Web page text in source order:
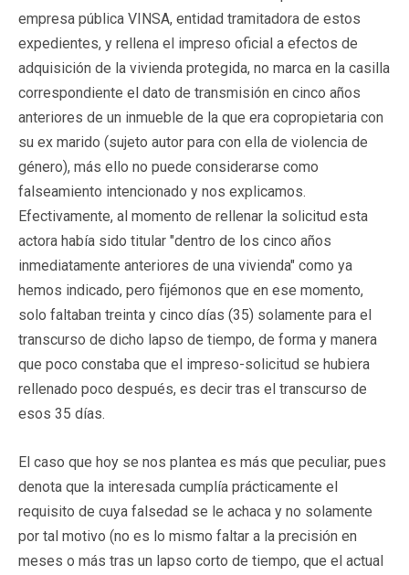
empresa pública VINSA, entidad tramitadora de estos
expedientes, y rellena el impreso oficial a efectos de
adquisición de la vivienda protegida, no marca en la casilla
correspondiente el dato de transmisión en cinco años
anteriores de un inmueble de la que era copropietaria con
su ex marido (sujeto autor para con ella de violencia de
género), más ello no puede considerarse como
falseamiento intencionado y nos explicamos.
Efectivamente, al momento de rellenar la solicitud esta
actora había sido titular "dentro de los cinco años
inmediatamente anteriores de una vivienda" como ya
hemos indicado, pero fijémonos que en ese momento,
solo faltaban treinta y cinco días (35) solamente para el
transcurso de dicho lapso de tiempo, de forma y manera
que poco constaba que el impreso-solicitud se hubiera
rellenado poco después, es decir tras el transcurso de
esos 35 días.
El caso que hoy se nos plantea es más que peculiar, pues
denota que la interesada cumplía prácticamente el
requisito de cuya falsedad se le achaca y no solamente
por tal motivo (no es lo mismo faltar a la precisión en
meses o más tras un lapso corto de tiempo, que el actual